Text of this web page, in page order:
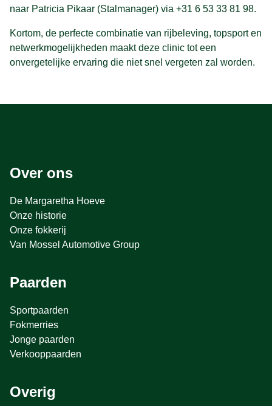
naar Patricia Pikaar (Stalmanager) via +31 6 53 33 81 98.
Kortom, de perfecte combinatie van rijbeleving, topsport en
netwerkmogelijkheden maakt deze clinic tot een
onvergetelijke ervaring die niet snel vergeten zal worden.
Over ons
De Margaretha Hoeve
Onze historie
Onze fokkerij
Van Mossel Automotive Group
Paarden
Sportpaarden
Fokmerries
Jonge paarden
Verkooppaarden
Overig